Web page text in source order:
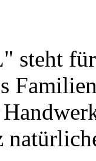
steht für